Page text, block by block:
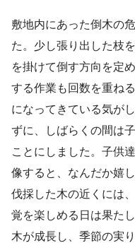
敷地内にあった倒木の
た。少し張り出した枝
を掛けて倒す方向を定
する作業も回数を重ね
になってきている気が
ずに、しばらくの間は
ことにしました。子供
像すると、なんだか嬉
伐採した木の近くには
覚を楽しめる日は果た
木が成長し、季節の実